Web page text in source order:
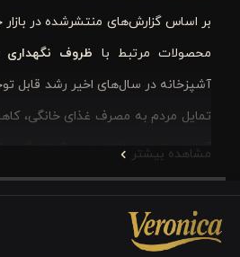
بر اساس گزارش‌های منتشرشده در بازار
محصولات مرتبط با ظروف نگهداری
آشپزخانه در سال‌های اخیر رشد قابل
تمایل مردم به مصرف غذای خانگی،
آماده و توجه بیشتر به سبک زندگی
محصولاتی مانندلانچ باکس، ظرف
طبقه و ظروف نگهداری غذا
همچنین تحقیقات حوزه رفتار
مشاهده بیشتر